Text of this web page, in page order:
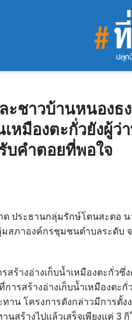
ะชาวบ้านหนองธ
เหมืองตะกั่วยังผู้
บคำตอยที่พอใจ
ด ประธานกลุ่มรักษ์โตนสะตอ
สภาองค์กรชุมชนตำบลระดับ
ร้างอ่างเก็บน้ำเหมืองตะกั่วซึ่
ารสร้างอ่างเก็บน้ำเหมืองตะ
าน โครงการดังกล่าวมีการตั้
สร้างไปแล้วเสร็จเพียงแค่ 3